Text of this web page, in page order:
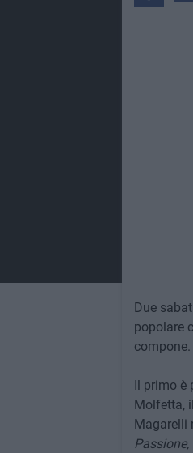
Due
popolare
compone.
Il primo
Molfetta,
Magarelli
Passione,